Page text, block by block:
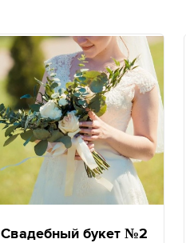
Свадебный букет №2